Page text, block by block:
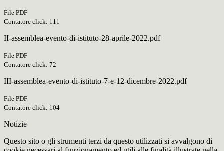
File PDF
Contatore click: 111
II-assemblea-evento-di-istituto-28-aprile-2022.pdf
File PDF
Contatore click: 72
III-assemblea-evento-di-istituto-7-e-12-dicembre-2022.pdf
File PDF
Contatore click: 104
Notizie
Questo sito o gli strumenti terzi da questo utilizzati si avvalgono di